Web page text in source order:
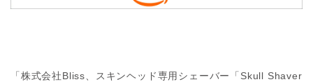
「株式会社Bliss、スキンヘッド専用シェーバー「Skull Shaver